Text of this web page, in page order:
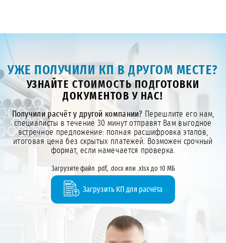
УЖЕ ПОЛУЧИЛИ КП В ДРУГОМ МЕСТЕ?
УЗНАЙТЕ СТОИМОСТЬ ПОДГОТОВКИ
ДОКУМЕНТОВ У НАС!
Получили расчёт у другой компании? Перешлите его нам,
специалисты в течение 30 минут отправят Вам выгодное
встречное предложение: полная расшифровка этапов,
итоговая цена без скрытых платежей. Возможен срочный
формат, если намечается проверка.
Загрузите файл .pdf, .docx или .xlsx до 10 МБ
Загрузить КП для расчёта